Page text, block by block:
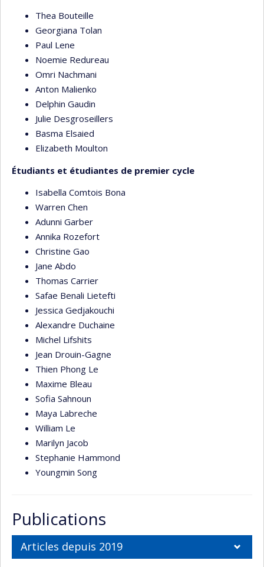
Thea Bouteille
Georgiana Tolan
Paul Lene
Noemie Redureau
Omri Nachmani
Anton Malienko
Delphin Gaudin
Julie Desgroseillers
Basma Elsaied
Elizabeth Moulton
Étudiants et étudiantes de premier cycle
Isabella Comtois Bona
Warren Chen
Adunni Garber
Annika Rozefort
Christine Gao
Jane Abdo
Thomas Carrier
Safae Benali Lietefti
Jessica Gedjakouchi
Alexandre Duchaine
Michel Lifshits
Jean Drouin-Gagne
Thien Phong Le
Maxime Bleau
Sofia Sahnoun
Maya Labreche
William Le
Marilyn Jacob
Stephanie Hammond
Youngmin Song
Publications
Articles depuis 2019